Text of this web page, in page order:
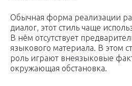
Обычная форма реализации
диалог, этот стиль чаще
В нём отсутствует
языкового материала. В этом
роль играют внеязыковые
окружающая обстановка.